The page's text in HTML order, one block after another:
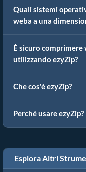
Quali sistemi
weba a una
È sicuro comprimere
utilizzando ezyZip?
Che cos'è ezyZip?
Perché usare ezyZip?
Esplora Altri